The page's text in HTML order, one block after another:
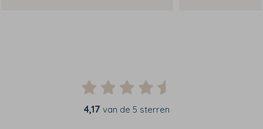
4,17 van de 5 sterren